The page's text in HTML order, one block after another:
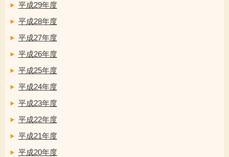
平成29年度
平成28年度
平成27年度
平成26年度
平成25年度
平成24年度
平成23年度
平成22年度
平成21年度
平成20年度